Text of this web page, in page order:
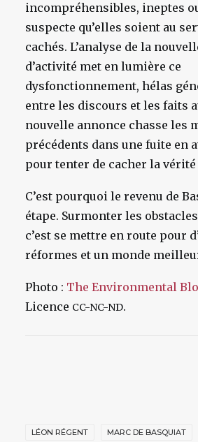
incompréhensibles, ineptes
suspecte qu’elles soient au
cachés. L’analyse de la
d’activité met en lumière ce
dysfonctionnement, hélas
entre les discours et les faits
nouvelle annonce chasse les
précédents dans une fuite en
pour tenter de cacher la vérité
C’est pourquoi le revenu de
étape. Surmonter les
c’est se mettre en route pour
réformes et un monde
Photo : The Environmental
Licence CC-NC-ND.
LÉON RÉGENT MARC DE BASQUIAT